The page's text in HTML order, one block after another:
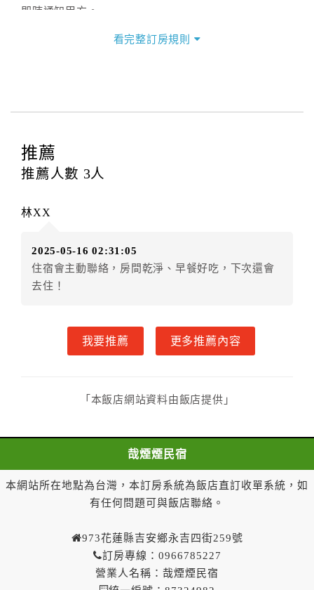
即時通知甲方。
甲方訂房應告知乙方預定住宿之期間、所需客房房
本契約之房價經雙方合意，依網路售價計費（含稅
金及服務費），乙方除提供住宿外，尚包括（依預訂專
第四條（入住、退房時間）
甲、乙雙方同意本契約之付款方式依乙方提供方
式。
第六條（定金或預收房價總金額之收取）
房費50%為定金
第七條（甲方解約時定金之退還）
一、甲方解約通知於預定住宿日前第十四日以前到達
達者，得請求乙方退還已付定金百分之七十。
三、甲方解約通知於預定住宿日前第七日至第九日到達
者，得請求乙方退還已付定金百分之五十。
四、甲方解約通知於預定住宿日前第四日至第六日到達
五、甲方解約通知於預定住宿日前第二日至第三日到達
者，得請求乙方退還已付定金百分之三十。
六、甲方解約通知於預定住宿日前第一日到達者，得請
看完整訂房規則
推薦
推薦人數 3人
林XX
2025-05-16 02:31:05
住宿會主動聯絡，房間乾淨、早餐好吃，下次還會
去住！
我要推薦 更多推薦內容
「本飯店網站資料由飯店提供」
哉煙煙民宿
本網站所在地點為台灣，本訂房系統為飯店直訂收單系統，如
有任何問題可與飯店聯絡。
973花蓮縣吉安鄉永吉四街259號
訂房專線：0966785227
營業人名稱：哉煙煙民宿